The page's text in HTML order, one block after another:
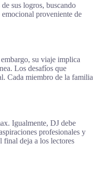
sus logros, buscando
proveniente de
su viaje implica
Los desafíos que
Cada miembro de la familia
Igualmente, DJ debe
profesionales y
final deja a los lectores